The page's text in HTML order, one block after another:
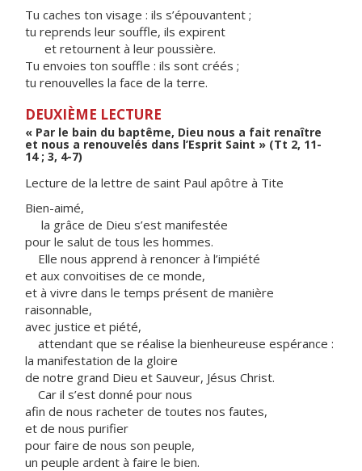
Tu caches ton visage : ils s’épouvantent ;
tu reprends leur souffle, ils expirent
et retournent à leur poussière.
Tu envoies ton souffle : ils sont créés ;
tu renouvelles la face de la terre.
DEUXIÈME LECTURE
« Par le bain du baptême, Dieu nous a fait renaître
et nous a renouvelés dans l’Esprit Saint » (Tt 2, 11-
14 ; 3, 4-7)
Lecture de la lettre de saint Paul apôtre à Tite
Bien-aimé,
la grâce de Dieu s’est manifestée
pour le salut de tous les hommes.
Elle nous apprend à renoncer à l’impiété
et aux convoitises de ce monde,
et à vivre dans le temps présent de manière
raisonnable,
avec justice et piété,
attendant que se réalise la bienheureuse espérance :
la manifestation de la gloire
de notre grand Dieu et Sauveur, Jésus Christ.
Car il s’est donné pour nous
afin de nous racheter de toutes nos fautes,
et de nous purifier
pour faire de nous son peuple,
un peuple ardent à faire le bien.